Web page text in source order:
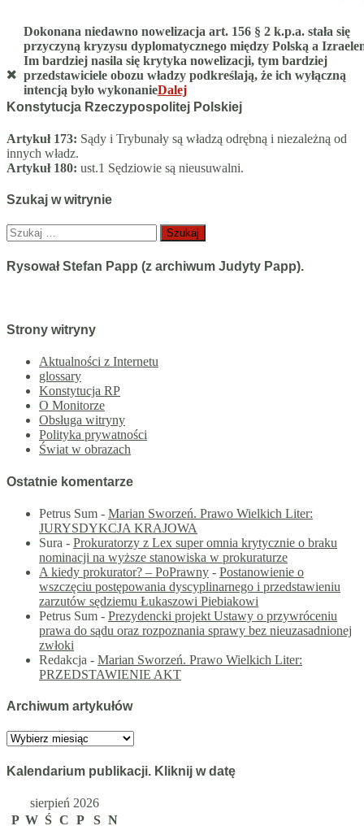
Dokonana niedawno nowelizacja art. 156 § 2 k.p.a. stała się
przyczyną kryzysu dyplomatycznego między Polską a
Im bardziej nasila się krytyka nowelizacji, tym bardziej
przedstawiciele obozu władzy podkreślają, że ich wyłączną
intencją było wykonanieDalej
Konstytucja Rzeczypospolitej Polskiej
Artykuł 173: Sądy i Trybunały są władzą odrębną i niezależną od
innych władz.
Artykuł 180: ust.1 Sędziowie są nieusuwalni.
Szukaj w witrynie
Szukaj:
Rysował Stefan Papp (z archiwum Judyty Papp).
Strony witryny
Aktualności z Internetu
glossary
Konstytucja RP
O Monitorze
Obsługa witryny
Polityka prywatności
Świat w obrazach
Ostatnie komentarze
Petrus Sum - Marian Sworzeń. Prawo Wielkich Liter:
JURYSDYKCJA KRAJOWA
Sura - Prokuratorzy z Lex super omnia krytycznie o braku
nominacji na wyższe stanowiska w prokuraturze
A kiedy prokurator? – PoPrawny - Postanowienie o
wszczęciu postępowania dyscyplinarnego i przedstawieniu
zarzutów sędziemu Łukaszowi Piebiakowi
Petrus Sum - Prezydencki projekt Ustawy o przywróceniu
prawa do sądu oraz rozpoznania sprawy bez nieuzasadnionej
zwłoki
Redakcja - Marian Sworzeń. Prawo Wielkich Liter:
PRZEDSTAWIENIE AKT
Archiwum artykułów
Archiwum
Kalendarium publikacji. Kliknij w datę
sierpień 2026
P W Ś C P S N